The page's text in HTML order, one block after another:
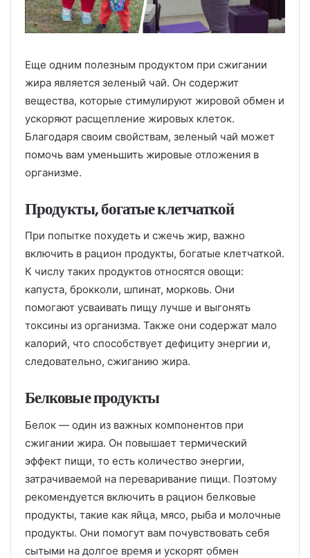
Еще одним полезным продуктом при сжигании
жира является зеленый чай. Он содержит
вещества, которые стимулируют жировой обмен и
ускоряют расщепление жировых клеток.
Благодаря своим свойствам, зеленый чай может
помочь вам уменьшить жировые отложения в
организме.
Продукты, богатые клетчаткой
При попытке похудеть и сжечь жир, важно
включить в рацион продукты, богатые клетчаткой.
К числу таких продуктов относятся овощи:
капуста, брокколи, шпинат, морковь. Они
помогают усваивать пищу лучше и выгонять
токсины из организма. Также они содержат мало
калорий, что способствует дефициту энергии и,
следовательно, сжиганию жира.
Белковые продукты
Белок — один из важных компонентов при
сжигании жира. Он повышает термический
эффект пищи, то есть количество энергии,
затрачиваемой на переваривание пищи. Поэтому
рекомендуется включить в рацион белковые
продукты, такие как яйца, мясо, рыба и молочные
продукты. Они помогут вам почувствовать себя
сытыми на долгое время и ускорят обмен